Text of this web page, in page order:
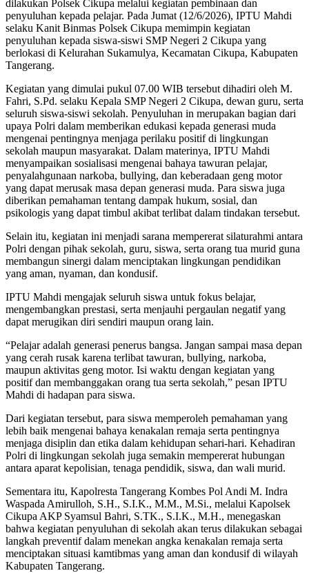
dilakukan Polsek Cikupa melalui kegiatan pembinaan dan
penyuluhan kepada pelajar. Pada Jumat (12/6/2026), IPTU Mahdi
selaku Kanit Binmas Polsek Cikupa memimpin kegiatan
penyuluhan kepada siswa-siswi SMP Negeri 2 Cikupa yang
berlokasi di Kelurahan Sukamulya, Kecamatan Cikupa, Kabupaten
Tangerang.
Kegiatan yang dimulai pukul 07.00 WIB tersebut dihadiri oleh M.
Fahri, S.Pd. selaku Kepala SMP Negeri 2 Cikupa, dewan guru, serta
seluruh siswa-siswi sekolah. Penyuluhan in merupakan bagian dari
upaya Polri dalam memberikan edukasi kepada generasi muda
mengenai pentingnya menjaga perilaku positif di lingkungan
sekolah maupun masyarakat. Dalam materinya, IPTU Mahdi
menyampaikan sosialisasi mengenai bahaya tawuran pelajar,
penyalahgunaan narkoba, bullying, dan keberadaan geng motor
yang dapat merusak masa depan generasi muda. Para siswa juga
diberikan pemahaman tentang dampak hukum, sosial, dan
psikologis yang dapat timbul akibat terlibat dalam tindakan tersebut.
Selain itu, kegiatan ini menjadi sarana mempererat silaturahmi antara
Polri dengan pihak sekolah, guru, siswa, serta orang tua murid guna
membangun sinergi dalam menciptakan lingkungan pendidikan
yang aman, nyaman, dan kondusif.
IPTU Mahdi mengajak seluruh siswa untuk fokus belajar,
mengembangkan prestasi, serta menjauhi pergaulan negatif yang
dapat merugikan diri sendiri maupun orang lain.
“Pelajar adalah generasi penerus bangsa. Jangan sampai masa depan
yang cerah rusak karena terlibat tawuran, bullying, narkoba,
maupun aktivitas geng motor. Isi waktu dengan kegiatan yang
positif dan membanggakan orang tua serta sekolah,” pesan IPTU
Mahdi di hadapan para siswa.
Dari kegiatan tersebut, para siswa memperoleh pemahaman yang
lebih baik mengenai bahaya kenakalan remaja serta pentingnya
menjaga disiplin dan etika dalam kehidupan sehari-hari. Kehadiran
Polri di lingkungan sekolah juga semakin mempererat hubungan
antara aparat kepolisian, tenaga pendidik, siswa, dan wali murid.
Sementara itu, Kapolresta Tangerang Kombes Pol Andi M. Indra
Waspada Amirulloh, S.H., S.I.K., M.M., M.Si., melalui Kapolsek
Cikupa AKP Syamsul Bahri, S.TK., S.I.K., M.H., menegaskan
bahwa kegiatan penyuluhan di sekolah akan terus dilakukan sebagai
langkah preventif dalam menekan angka kenakalan remaja serta
menciptakan situasi kamtibmas yang aman dan kondusif di wilayah
Kabupaten Tangerang.